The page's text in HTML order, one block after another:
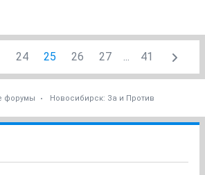
24 25 26 27 ... 41
форумы Новосибирск: За и Против